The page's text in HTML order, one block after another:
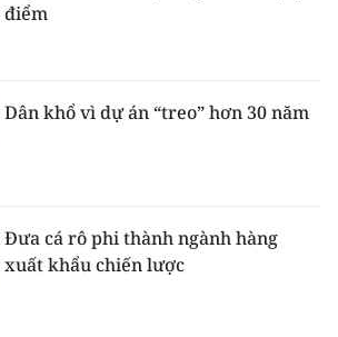
điểm
Dân khổ vì dự án “treo” hơn 30 năm
Đưa cá rô phi thành ngành hàng
xuất khẩu chiến lược